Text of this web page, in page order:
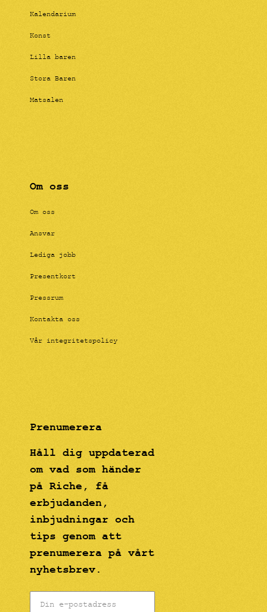
Kalendarium
Konst
Lilla baren
Stora Baren
Matsalen
Om oss
Om oss
Ansvar
Lediga jobb
Presentkort
Pressrum
Kontakta oss
Vår integritetspolicy
Prenumerera
Håll dig uppdaterad
om vad som händer
på Riche, få
erbjudanden,
inbjudningar och
tips genom att
prenumerera på vårt
nyhetsbrev.